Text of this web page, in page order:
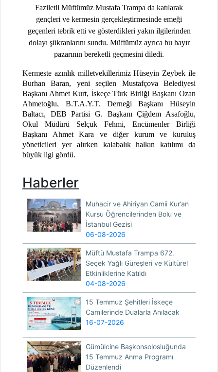
Faziletli Müftümüz Mustafa Trampa da katılarak
gençleri ve kermesin gerçekleştirmesinde emeği
geçenleri tebrik etti ve gösterdikleri yakın ilgilerinden
dolayı şükranlarını sundu. Müftümüz ayrıca bu hayır
pazarının bereketli geçmesini diledi.
Kermeste azınlık milletvekillerimiz Hüseyin Zeybek ile
Burhan Baran, yeni seçilen Mustafçova Belediyesi
Başkanı Ahmet Kurt, İskeçe Türk Birliği Başkanı Ozan
Ahmetoğlu, B.T.A.Y.T. Derneği Başkanı Hüseyin
Baltacı, DEB Partisi G. Başkanı Çiğdem Asafoğlu,
Okul Müdürü Selçuk Fehmi, Encümenler Birliği
Başkanı Ahmet Kara ve diğer kurum ve kuruluş
yöneticileri yer alırken kalabalık halkın katılımı da
büyük ilgi gördü.
Haberler
Muhacir ve Ahiriyan Camii Kur’an
Kursu Öğrencilerinden Bolu ve
İstanbul Gezisi
06-08-2026
Müftü Mustafa Trampa 672.
Seçek Yağlı Güreşleri ve Kültürel
Etkinliklerine Katıldı
04-08-2026
15 Temmuz Şehitleri İskeçe
Camilerinde Dualarla Anılacak
16-07-2026
Gümülcine Başkonsolosluğunda
15 Temmuz Anma Programı
Düzenlendi